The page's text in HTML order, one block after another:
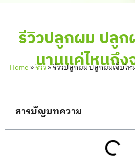
รีวิวปลูกผม ปลูก
นานแค่ไหนถึง
Home»รีวิว»รีวิวปลูกผม ปลูกผมเจ็บไ
สารบัญบทความ